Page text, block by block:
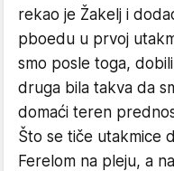
rekao je Žakelj i
pboedu u prvoj
smo posle toga,
druga bila takva da
domaći teren
Što se tiče utakmice
Ferelom na pleju, a